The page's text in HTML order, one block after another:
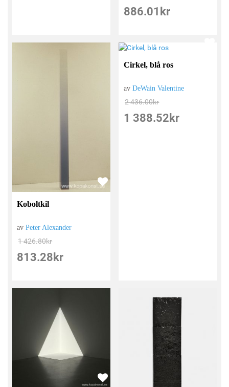
886.01 kr
Koboltkil
avPeter Alexander
1 426.80kr
813.28 kr
Cirkel, blå ros
avDeWain Valentine
2 436.00kr
1 388.52 kr